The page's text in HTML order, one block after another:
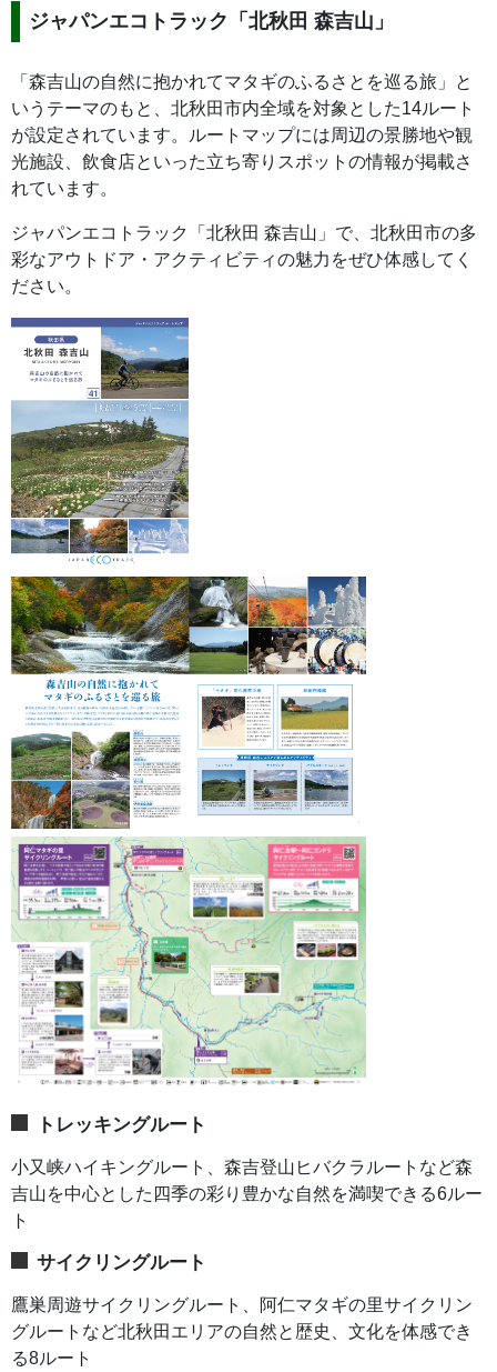
ジャパンエコトラック「北秋田 森吉山」
「森吉山の自然に抱かれてマタギのふるさとを巡る旅」と
いうテーマのもと、北秋田市内全域を対象とした14ルート
が設定されています。ルートマップには周辺の景勝地や観
光施設、飲食店といった立ち寄りスポットの情報が掲載さ
れています。
ジャパンエコトラック「北秋田 森吉山」で、北秋田市の多
彩なアウトドア・アクティビティの魅力をぜひ体感してく
ださい。
トレッキングルート
小又峡ハイキングルート、森吉登山ヒバクラルートなど森
吉山を中心とした四季の彩り豊かな自然を満喫できる6ルー
ト
サイクリングルート
鷹巣周遊サイクリングルート、阿仁マタギの里サイクリン
グルートなど北秋田エリアの自然と歴史、文化を体感でき
る8ルート